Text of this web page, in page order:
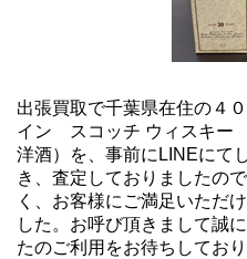
出張買取で千葉県在住の４
イン スコッチ ウィスキ
洋酒）を、事前にLINEにて
き、査定しておりましたの
く、お客様にご満足いただ
した。お呼び頂きまして誠
たのご利用をお待ちしており